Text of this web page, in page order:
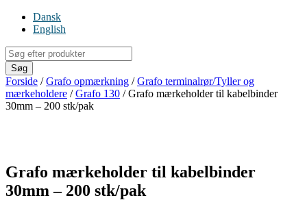
Dansk
English
Products
search
Søg
Forside /Grafo opmærkning /Grafo terminalrør/Tyller og
mærkeholdere /Grafo 130 / Grafo mærkeholder til kabelbinder
30mm – 200 stk/pak
Grafo mærkeholder til kabelbinder
30mm – 200 stk/pak